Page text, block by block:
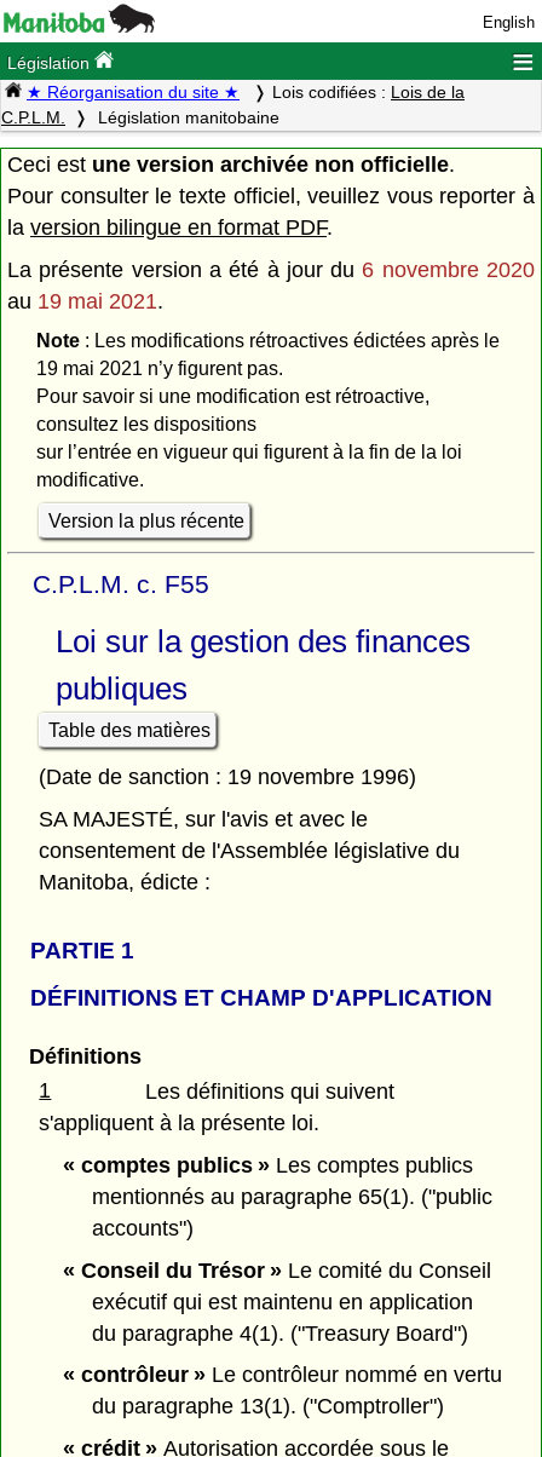
English
Législation ≡
★ Réorganisation du site ★ Lois codifiées : Lois de la
C.P.L.M.
Législation manitobaine
Ceci est une version archivée non officielle.
Pour consulter le texte officiel, veuillez vous reporter à
la version bilingue en format PDF.
La présente version a été à jour du 6 novembre 2020
au 19 mai 2021.
Note: Les modifications rétroactives édictées après le
19 mai 2021 n’y figurent pas.
Pour savoir si une modification est rétroactive,
consultez les dispositions
sur l’entrée en vigueur qui figurent à la fin de la loi
modificative.
Version la plus récente
C.P.L.M. c. F55
Loi sur la gestion des finances
publiques
Table des matières
(Date de sanction : 19 novembre 1996)
SA MAJESTÉ, sur l'avis et avec le
consentement de l'Assemblée législative du
Manitoba, édicte :
PARTIE 1
DÉFINITIONS ET CHAMP D'APPLICATION
Définitions
1
Les définitions qui suivent
s'appliquent à la présente loi.
« comptes publics »Les comptes publics
mentionnés au paragraphe 65(1). ("public
accounts")
« Conseil du Trésor »Le comité du Conseil
exécutif qui est maintenu en application
du paragraphe 4(1). ("Treasury Board")
« contrôleur »Le contrôleur nommé en vertu
du paragraphe 13(1). ("Comptroller")
« crédit »Autorisation accordée sous le